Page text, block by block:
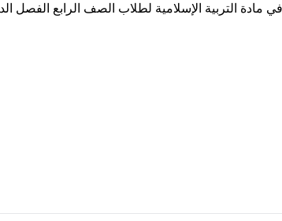
الإسلامية لطلاب الصف الرابع الفصل الدراسي